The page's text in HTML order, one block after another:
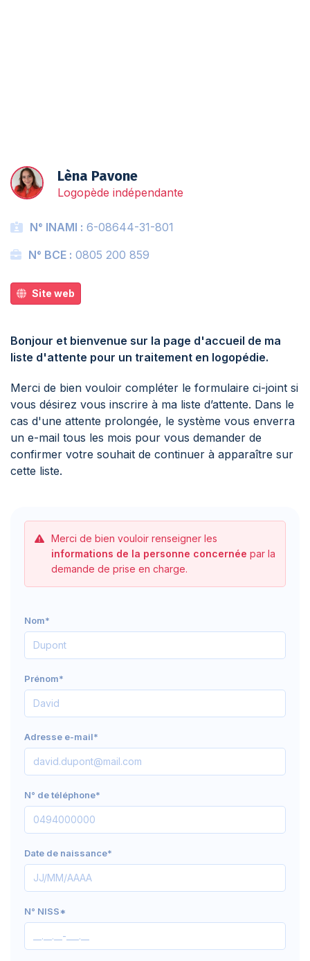
Lèna Pavone
Logopède indépendante
N° INAMI : 6-08644-31-801
N° BCE : 0805 200 859
Site web
Bonjour et bienvenue sur la page d'accueil de ma
liste d'attente pour un traitement en logopédie.
Merci de bien vouloir compléter le formulaire ci-joint si
vous désirez vous inscrire à ma liste d’attente. Dans le
cas d'une attente prolongée, le système vous enverra
un e-mail tous les mois pour vous demander de
confirmer votre souhait de continuer à apparaître sur
cette liste.
Merci de bien vouloir renseigner les
informations de la personne concernée par la
demande de prise en charge.
Nom*
Prénom*
Adresse e-mail*
N° de téléphone*
Date de naissance*
N° NISS*